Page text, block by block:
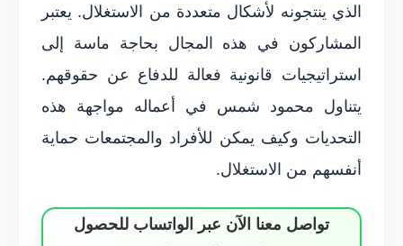
الذي ينتجونه لأشكال متعددة من الاستغلال. يعتبر
المشاركون في هذه المجال بحاجة ماسة إلى
استراتيجيات قانونية فعالة للدفاع عن حقوقهم.
يتناول محمود شمس في أعماله مواجهة هذه
التحديات وكيف يمكن للأفراد والمجتمعات حماية
أنفسهم من الاستغلال.
تواصل معنا الآن عبر الواتساب للحصول